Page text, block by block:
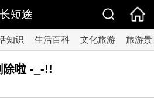
长短途
知识 生活百科 文化旅游 旅游景
除啦 -_-!!